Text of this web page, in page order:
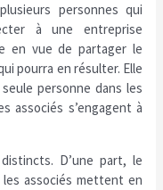
personnes qui
à une entreprise
en vue de partager le
pourra en résulter. Elle
personne dans les
associés s’engagent à
D’une part, le
associés mettent en